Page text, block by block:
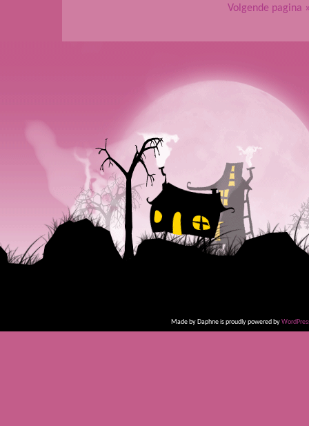
Volgende pagina
Made by Daphne is proudly powered by